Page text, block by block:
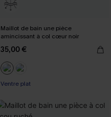
Maillot de bain une pièce
amincissant à col cœur noir
35,00 €
Ventre plat